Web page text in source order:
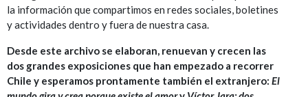
la información que compartimos en redes sociales, boletines
y actividades dentro y fuera de nuestra casa.
Desde este archivo se elaboran, renuevan y crecen las
dos grandes exposiciones que han empezado a recorrer
Chile y esperamos prontamente también el extranjero: El